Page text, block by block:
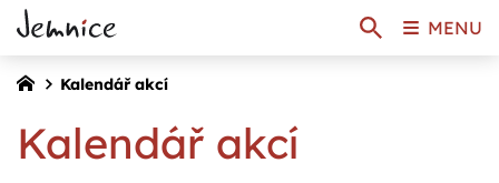
Kalendář akcí
Kalendář akcí
MENU